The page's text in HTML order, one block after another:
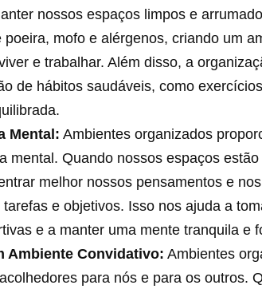
nossos espaços limpos e
poeira, mofo e alérgenos, criando um
e trabalhar. Além disso, a
de hábitos saudáveis, como
Mental: Ambientes organizados
mental. Quando nossos espaços
melhor nossos pensamentos e
e objetivos. Isso nos ajuda a
e a manter uma mente tranquila e
Ambiente Convidativo: Ambientes
para nós e para os outros.